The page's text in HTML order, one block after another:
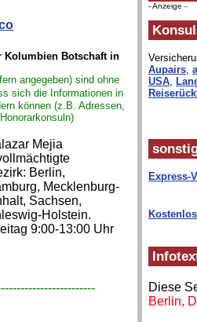
Kolumbien Botschaft in
angegeben) sind ohne
sich die Informationen in
können (z.B. Adressen,
Mejia
Berlin,
Mecklenburg-
Sachsen,
Holstein.
9:00-13:00 Uhr
- Anzeige -
Aupairs,
USA,
Express-
Diese
Berlin,